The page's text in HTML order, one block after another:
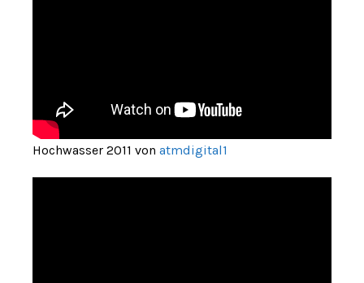
Hochwasser 2011 von atmdigital1